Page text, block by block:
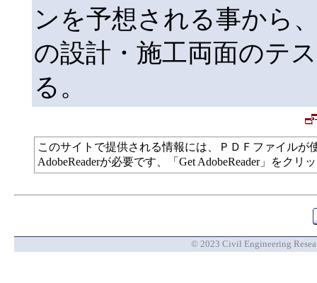
ンを予想される事から
の設計・施工両面のテ
る。
このサイトで提供される情報には、ＰＤＦファイル
AdobeReaderが必要です、「Get AdobeReader」をク
© 2023 Civil Engineering